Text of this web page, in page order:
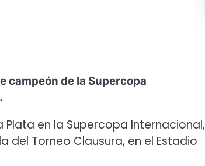
campeón de la Supercopa
en la Supercopa Internacional,
del Torneo Clausura, en el Estadio